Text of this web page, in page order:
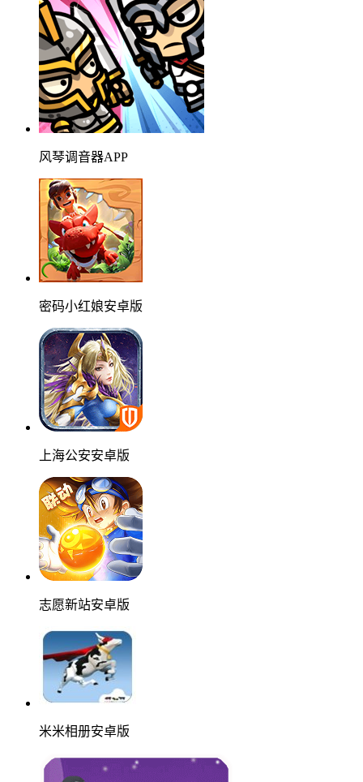
风琴调音器APP
密码小红娘安卓版
上海公安安卓版
志愿新站安卓版
米米相册安卓版